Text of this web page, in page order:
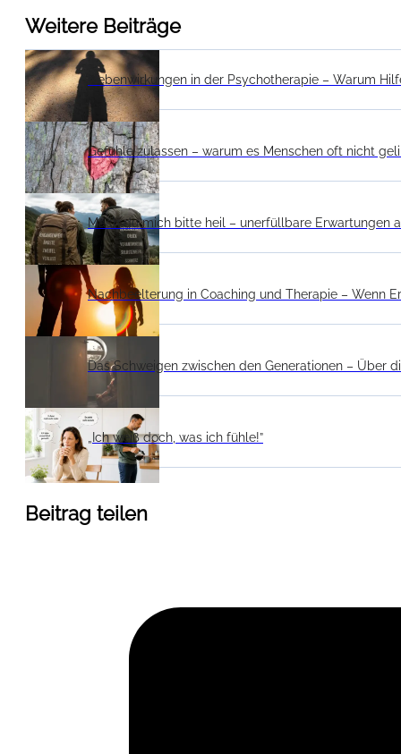
Weitere Beiträge
Nebenwirkungen in der Psychotherapie – Warum
Gefühle zulassen – warum es Menschen oft nicht
Mach du mich bitte heil – unerfüllbare Erwartungen
Nachbeelterung in Coaching und Therapie – Wenn
Das Schweigen zwischen den Generationen – Über
„Ich weiß doch, was ich fühle!”
Beitrag teilen